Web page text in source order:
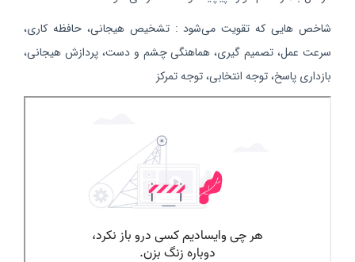
شاخص هایی که تقویت می‌شود : تشخیص هیجانی، حافظه کاری،
سرعت عمل، تصمیم گیری، هماهنگی چشم و دست، پردازش هیجانی،
بازداری پاسخ، توجه انتخابی، توجه تمرکز